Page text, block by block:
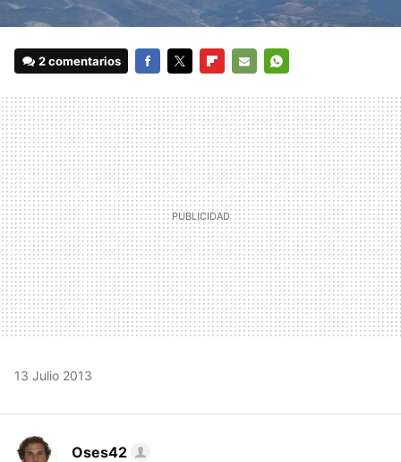
2 comentarios
MAIL
13 Julio 2013
Oses42